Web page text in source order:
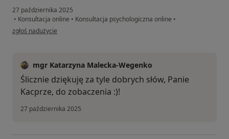
27 października 2025
• Konsultacja online • Konsultacja psychologiczna online •
w opinii użytkownika Kacper
zgłoś nadużycie
mgr Katarzyna Malecka-Wegenko
Ślicznie dziękuję za tyle dobrych słów, Panie
Kacprze, do zobaczenia :)!
27 października 2025